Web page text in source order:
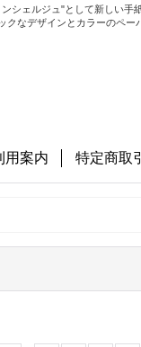
シェルジュ"として新しい手
クなデザインとカラーのペー
用案内 特定商取